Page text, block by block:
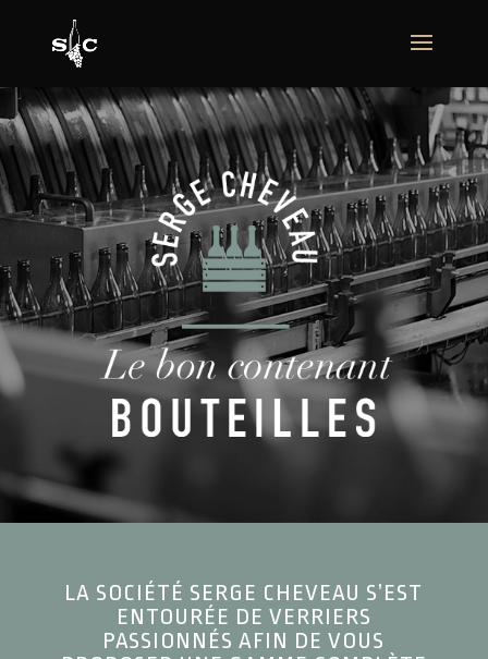
LA SOCIÉTÉ SERGE CHEVEAU S’EST
ENTOURÉE DE VERRIERS
PASSIONNÉS AFIN DE VOUS